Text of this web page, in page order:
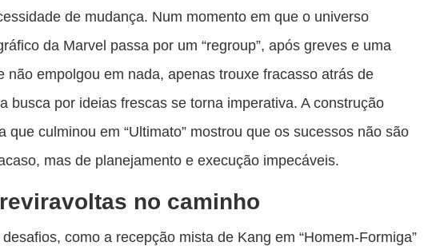
de mudança. Num momento em que o universo
da Marvel passa por um “regroup”, após greves e uma
não empolgou em nada, apenas trouxe fracasso atrás de
busca por ideias frescas se torna imperativa. A construção
que culminou em “Ultimato” mostrou que os sucessos não são
mas de planejamento e execução impecáveis.
no caminho
como a recepção mista de Kang em “Homem-Formiga”